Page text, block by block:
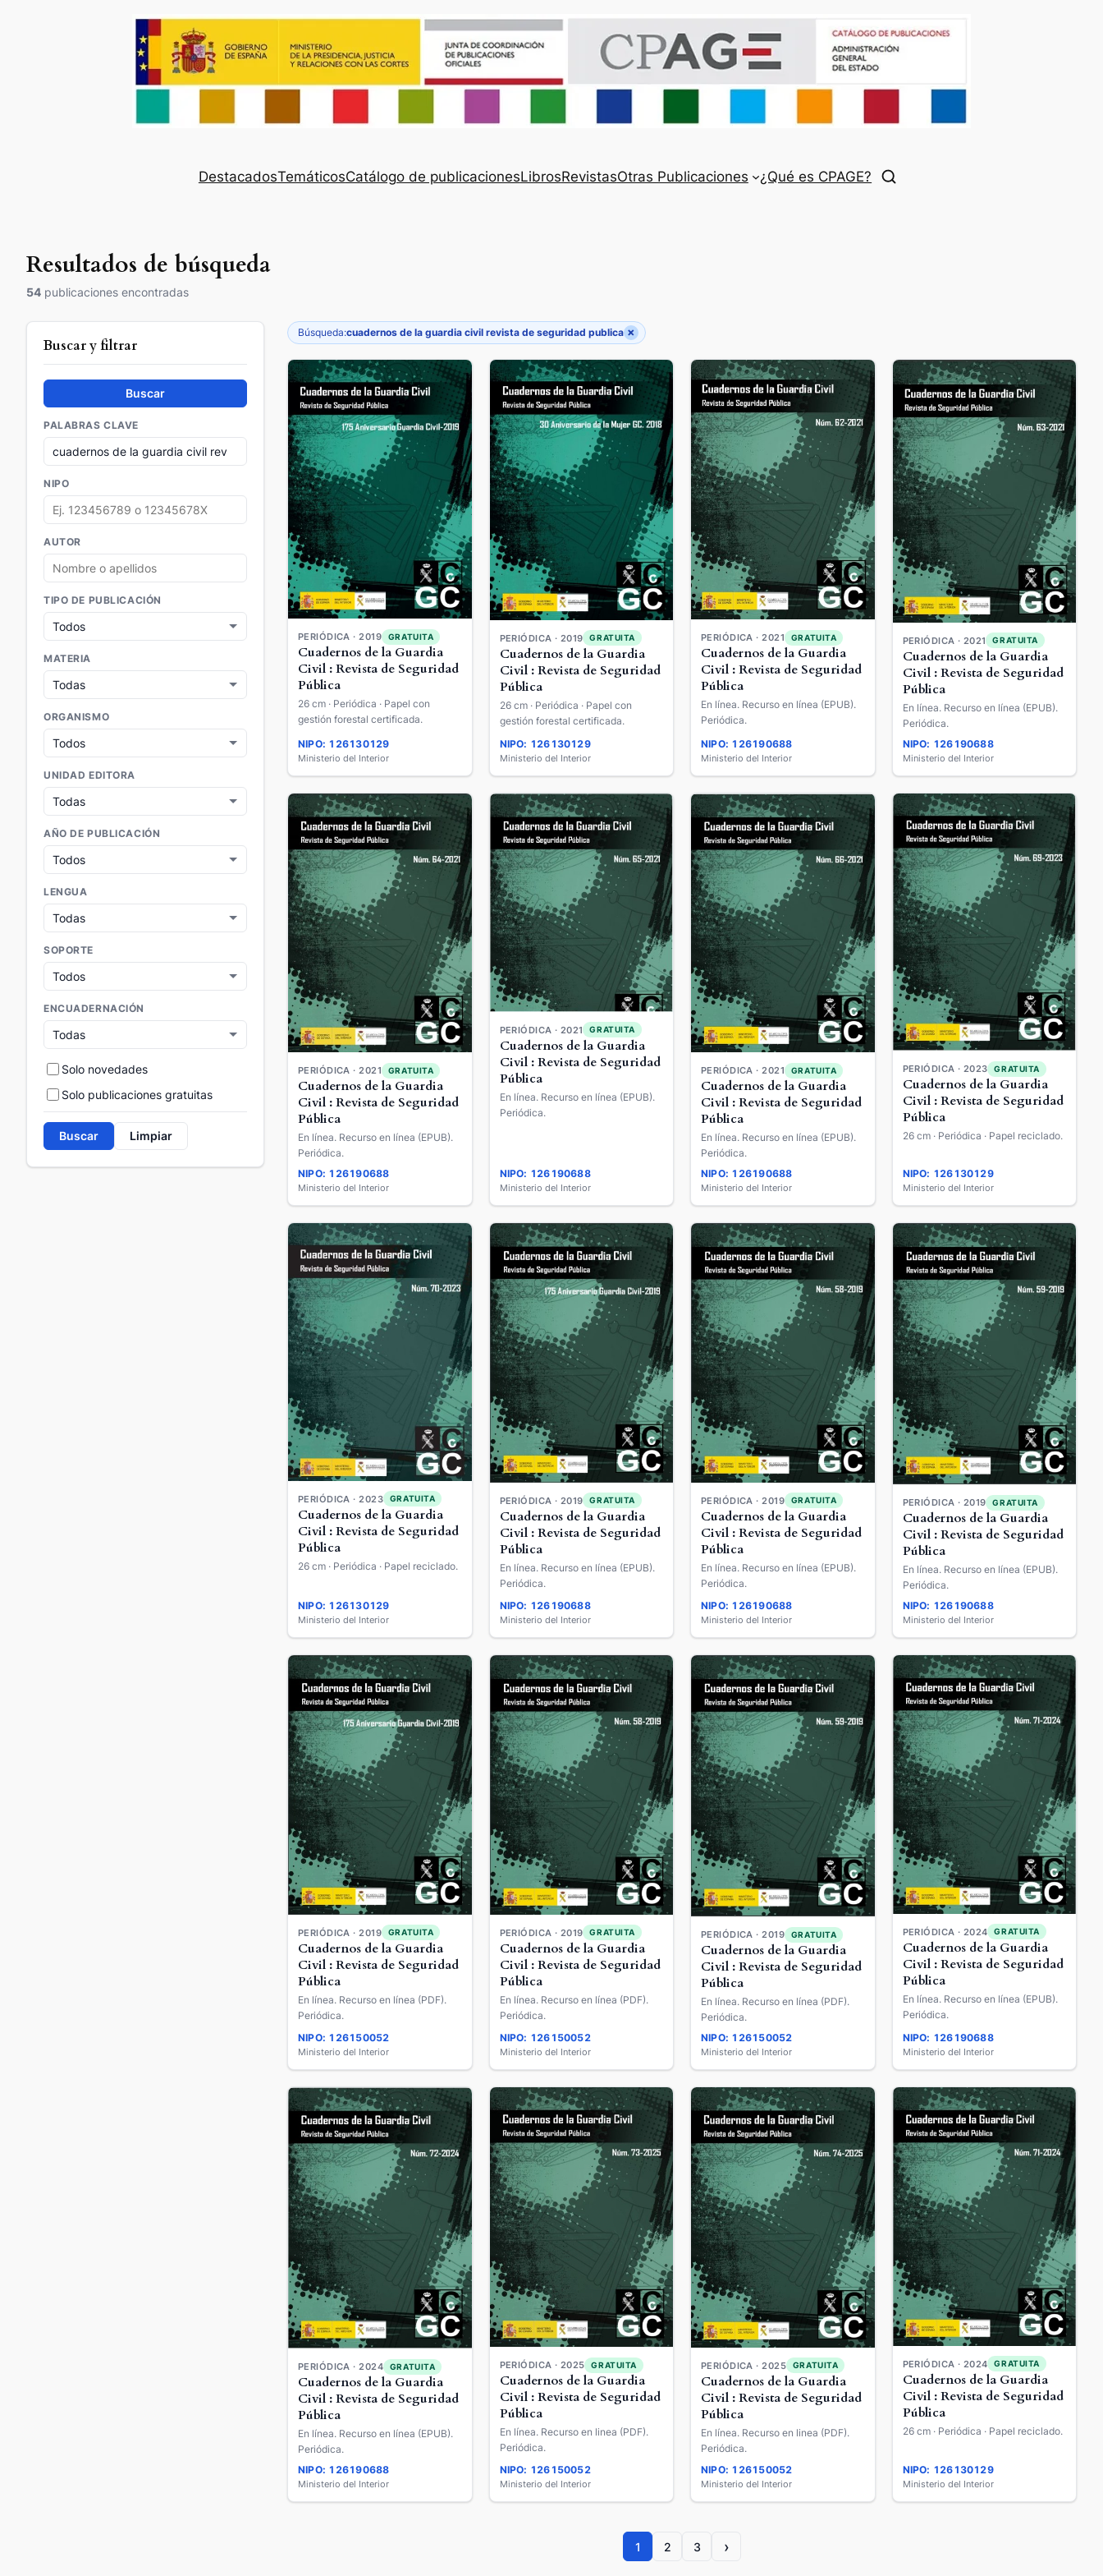
DestacadosTemáticosCatálogo de publicacionesLibrosRevistasOtras Publicaciones ¿Qué es CPAGE?
Resultados de búsqueda
54 publicaciones encontradas
Buscar y filtrar
Buscar
PALABRAS CLAVE
NIPO
AUTOR
TIPO DE PUBLICACIÓN
MATERIA
ORGANISMO
UNIDAD EDITORA
AÑO DE PUBLICACIÓN
LENGUA
SOPORTE
ENCUADERNACIÓN
Solo novedades
Solo publicaciones gratuitas
Buscar Limpiar
Búsqueda:cuadernos de la guardia civil revista de seguridad publica ×
PERIÓDICA · 2019 GRATUITA
Cuadernos de la Guardia
Civil : Revista de Seguridad
Pública
26 cm · Periódica · Papel con
gestión forestal certificada.
NIPO: 126130129
Ministerio del Interior
PERIÓDICA · 2019 GRATUITA
Cuadernos de la Guardia
Civil : Revista de Seguridad
Pública
26 cm · Periódica · Papel con
gestión forestal certificada.
NIPO: 126130129
Ministerio del Interior
PERIÓDICA · 2021 GRATUITA
Cuadernos de la Guardia
Civil : Revista de Seguridad
Pública
En línea. Recurso en línea (EPUB).
Periódica.
NIPO: 126190688
Ministerio del Interior
PERIÓDICA · 2021 GRATUITA
Cuadernos de la Guardia
Civil : Revista de Seguridad
Pública
En línea. Recurso en línea (EPUB).
Periódica.
NIPO: 126190688
Ministerio del Interior
PERIÓDICA · 2021 GRATUITA
Cuadernos de la Guardia
Civil : Revista de Seguridad
Pública
En línea. Recurso en línea (EPUB).
Periódica.
NIPO: 126190688
Ministerio del Interior
PERIÓDICA · 2021 GRATUITA
Cuadernos de la Guardia
Civil : Revista de Seguridad
Pública
En línea. Recurso en línea (EPUB).
Periódica.
NIPO: 126190688
Ministerio del Interior
PERIÓDICA · 2021 GRATUITA
Cuadernos de la Guardia
Civil : Revista de Seguridad
Pública
En línea. Recurso en línea (EPUB).
Periódica.
NIPO: 126190688
Ministerio del Interior
PERIÓDICA · 2023 GRATUITA
Cuadernos de la Guardia
Civil : Revista de Seguridad
Pública
26 cm · Periódica · Papel reciclado.
NIPO: 126130129
Ministerio del Interior
PERIÓDICA · 2023 GRATUITA
Cuadernos de la Guardia
Civil : Revista de Seguridad
Pública
26 cm · Periódica · Papel reciclado.
NIPO: 126130129
Ministerio del Interior
PERIÓDICA · 2019 GRATUITA
Cuadernos de la Guardia
Civil : Revista de Seguridad
Pública
En línea. Recurso en línea (EPUB).
Periódica.
NIPO: 126190688
Ministerio del Interior
PERIÓDICA · 2019 GRATUITA
Cuadernos de la Guardia
Civil : Revista de Seguridad
Pública
En línea. Recurso en línea (EPUB).
Periódica.
NIPO: 126190688
Ministerio del Interior
PERIÓDICA · 2019 GRATUITA
Cuadernos de la Guardia
Civil : Revista de Seguridad
Pública
En línea. Recurso en línea (EPUB).
Periódica.
NIPO: 126190688
Ministerio del Interior
PERIÓDICA · 2019 GRATUITA
Cuadernos de la Guardia
Civil : Revista de Seguridad
Pública
En línea. Recurso en línea (PDF).
Periódica.
NIPO: 126150052
Ministerio del Interior
PERIÓDICA · 2019 GRATUITA
Cuadernos de la Guardia
Civil : Revista de Seguridad
Pública
En línea. Recurso en línea (PDF).
Periódica.
NIPO: 126150052
Ministerio del Interior
PERIÓDICA · 2019 GRATUITA
Cuadernos de la Guardia
Civil : Revista de Seguridad
Pública
En línea. Recurso en línea (PDF).
Periódica.
NIPO: 126150052
Ministerio del Interior
PERIÓDICA · 2024 GRATUITA
Cuadernos de la Guardia
Civil : Revista de Seguridad
Pública
En línea. Recurso en línea (EPUB).
Periódica.
NIPO: 126190688
Ministerio del Interior
PERIÓDICA · 2024 GRATUITA
Cuadernos de la Guardia
Civil : Revista de Seguridad
Pública
En línea. Recurso en línea (EPUB).
Periódica.
NIPO: 126190688
Ministerio del Interior
PERIÓDICA · 2025 GRATUITA
Cuadernos de la Guardia
Civil : Revista de Seguridad
Pública
En línea. Recurso en linea (PDF).
Periódica.
NIPO: 126150052
Ministerio del Interior
PERIÓDICA · 2025 GRATUITA
Cuadernos de la Guardia
Civil : Revista de Seguridad
Pública
En línea. Recurso en linea (PDF).
Periódica.
NIPO: 126150052
Ministerio del Interior
PERIÓDICA · 2024 GRATUITA
Cuadernos de la Guardia
Civil : Revista de Seguridad
Pública
26 cm · Periódica · Papel reciclado.
NIPO: 126130129
Ministerio del Interior
1 2 3 ›